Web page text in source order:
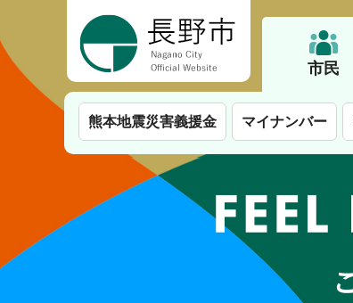
市民
熊本地震災害義援金 マイナンバー